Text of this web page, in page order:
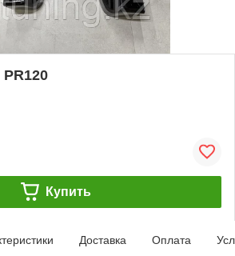
Купить
Доставка Оплата